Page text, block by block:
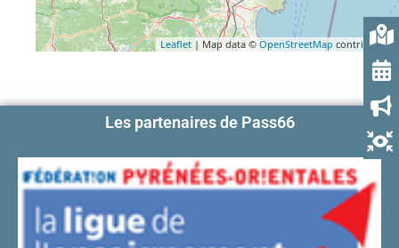
Leaflet | Map data © OpenStreetMap contributors
Les partenaires de Pass66